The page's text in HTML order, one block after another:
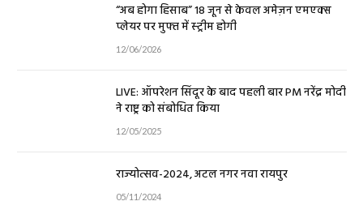
“अब होगा हिसाब” 18 जून से केवल अमेज़न एमएक्स
प्लेयर पर मुफ्त में स्ट्रीम होगी
12/06/2026
LIVE: ऑपरेशन सिंदूर के बाद पहली बार PM नरेंद्र मोदी
ने राष्ट्र को संबोधित किया
12/05/2025
राज्योत्सव-2024, अटल नगर नवा रायपुर
05/11/2024